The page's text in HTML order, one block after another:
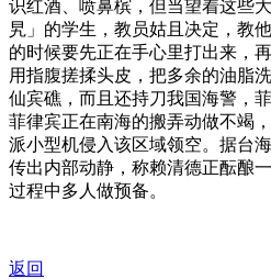
识红酒、喷鼻槟，但当望着这些
旯」的学生，教员姑且决定，
的时候要先正在手心里打出来，
用指腹搓揉头皮，把多余的油脂
仙宾礁，而且还持刀我国海警，
菲律宾正在南海的搬弄动做不竭
派小型机侵入该区域领空。据台
传出内部动静，称赖清德正酝酿
过程中多人做预备。
返回